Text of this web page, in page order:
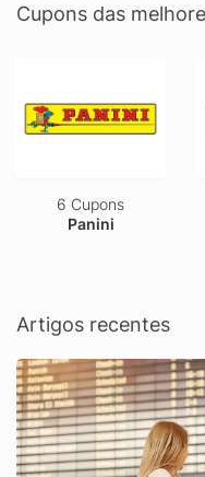
Cupons das
6 Cupons
Panini
Artigos recentes